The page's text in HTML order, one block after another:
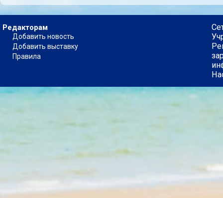
Редакторам
Добавить новость
Добавить выставку
Правила